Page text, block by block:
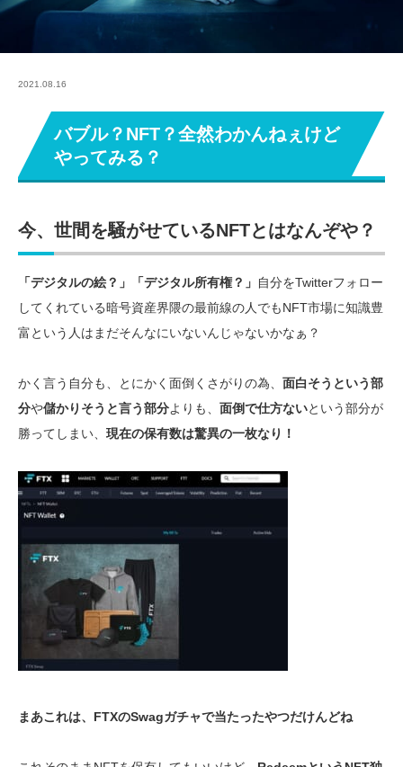
2021.08.16
バブル？NFT？全然わかんねぇけど
やってみる？
今、世間を騒がせているNFTとはなんぞや？
「デジタルの絵？」「デジタル所有権？」 自分をTwitterフォロー
してくれている暗号資産界隈の最前線の人でもNFT市場に知識豊
富という人はまだそんなにいないんじゃないかなぁ？
かく言う自分も、とにかく面倒くさがりの為、 面白そうという部
分や儲かりそうと言う部分よりも、 面倒で仕方ないという部分が
勝ってしまい、 現在の保有数は驚異の一枚なり！
まあこれは、FTXのSwagガチャで当たったやつだけんどね